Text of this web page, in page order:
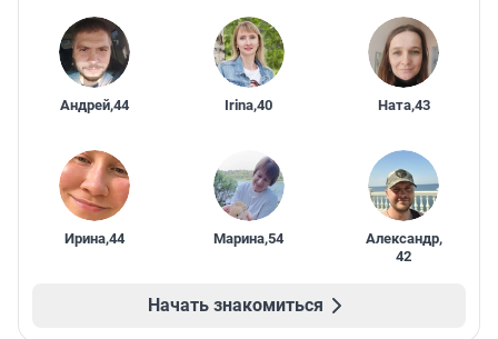
Андрей,44 Irina,40 Ната,43
Ирина,44 Марина,54 Александр,
42
Начать знакомиться